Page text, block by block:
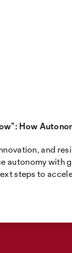
How
and
autonomy
steps to